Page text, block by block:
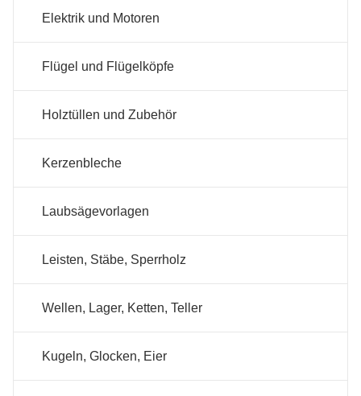
Elektrik und Motoren
Flügel und Flügelköpfe
Holztüllen und Zubehör
Kerzenbleche
Laubsägevorlagen
Leisten, Stäbe, Sperrholz
Wellen, Lager, Ketten, Teller
Kugeln, Glocken, Eier